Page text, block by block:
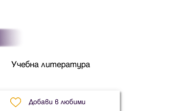
Учебна литература
Добави в любими